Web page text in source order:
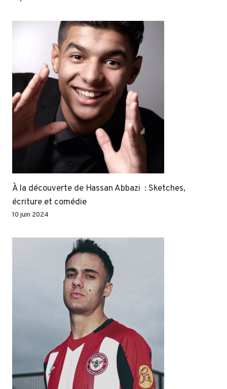
À la découverte de Hassan Abbazi : Sketches,
écriture et comédie
10 juin 2024